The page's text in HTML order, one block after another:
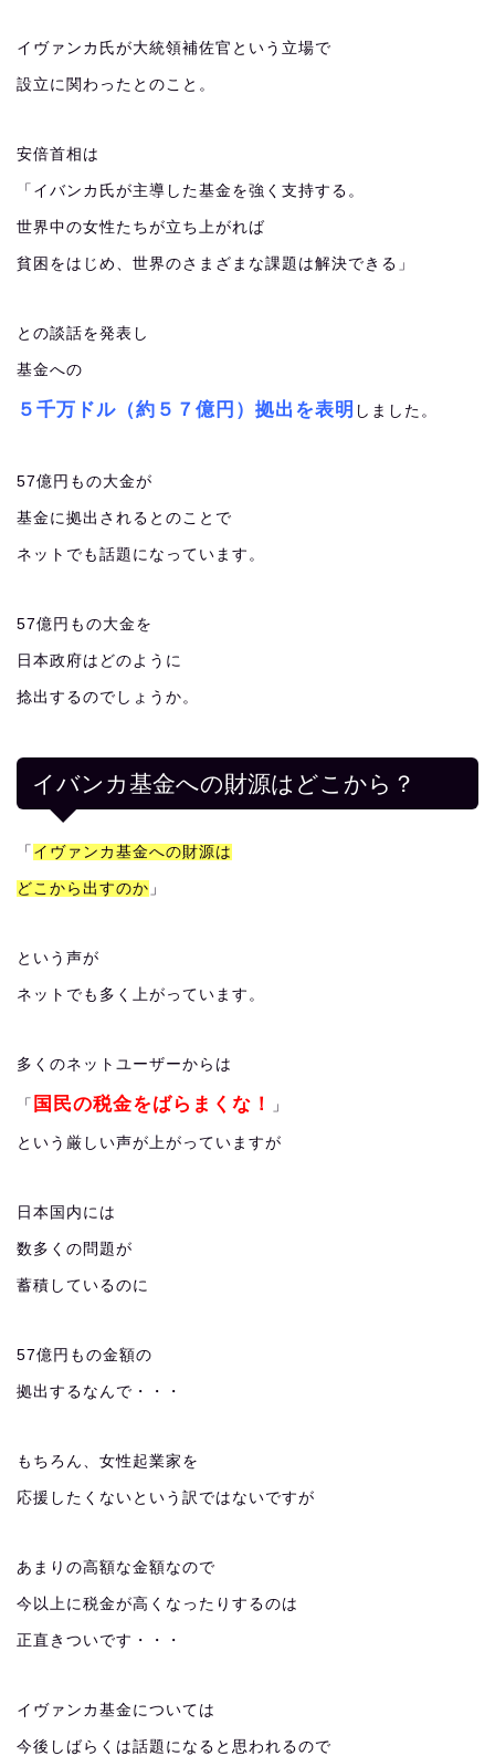
イヴァンカ氏が大統領補佐官という立場で
設立に関わったとのこと。
安倍首相は
「イバンカ氏が主導した基金を強く支持する。
世界中の女性たちが立ち上がれば
貧困をはじめ、世界のさまざまな課題は解決できる」
との談話を発表し
基金への
５千万ドル（約５７億円）拠出を表明 しました。
57億円もの大金が
基金に拠出されるとのことで
ネットでも話題になっています。
57億円もの大金を
日本政府はどのように
捻出するのでしょうか。
イバンカ基金への財源はどこから？
「 イヴァンカ基金への財源は
どこから出すのか 」
という声が
ネットでも多く上がっています。
多くのネットユーザーからは
「 国民の税金をばらまくな！ 」
という厳しい声が上がっていますが
日本国内には
数多くの問題が
蓄積しているのに
57億円もの金額の
拠出するなんで・・・
もちろん、女性起業家を
応援したくないという訳ではないですが
あまりの高額な金額なので
今以上に税金が高くなったりするのは
正直きついです・・・
イヴァンカ基金については
今後しばらくは話題になると思われるので